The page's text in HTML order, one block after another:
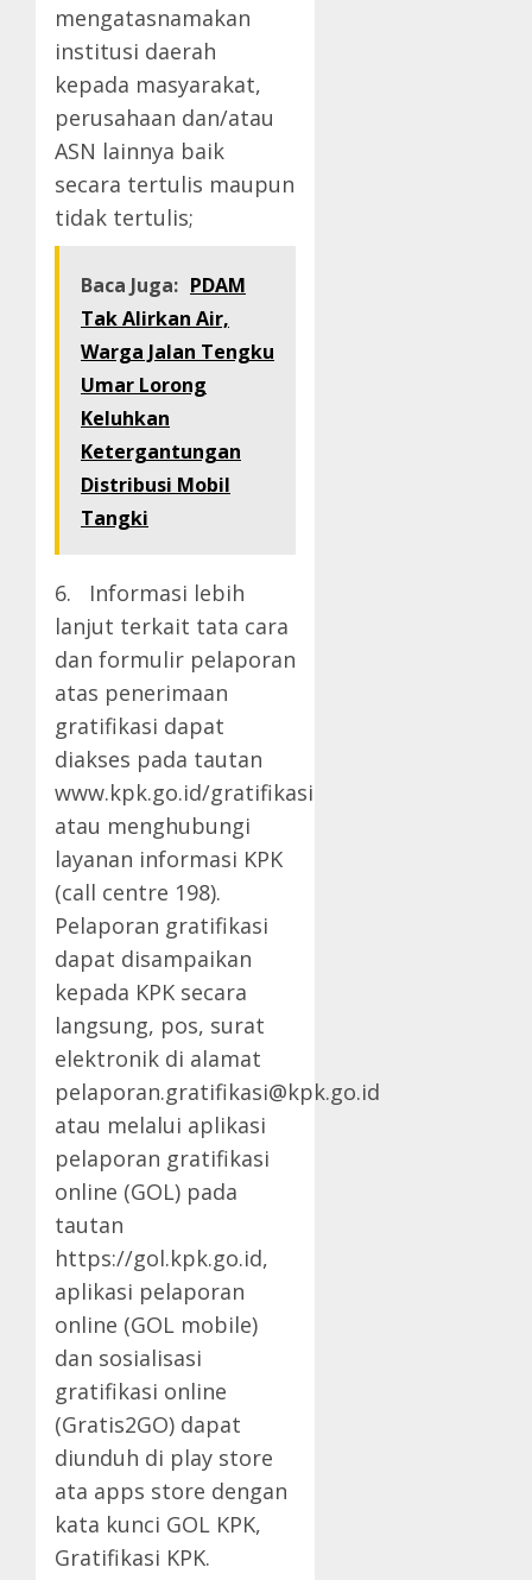
mengatasnamakan
institusi daerah
kepada masyarakat,
perusahaan dan/atau
ASN lainnya baik
secara tertulis maupun
tidak tertulis;
Baca Juga: PDAM
Tak Alirkan Air,
Warga Jalan Tengku
Umar Lorong
Keluhkan
Ketergantungan
Distribusi Mobil
Tangki
6. Informasi lebih
lanjut terkait tata cara
dan formulir pelaporan
atas penerimaan
gratifikasi dapat
diakses pada tautan
www.kpk.go.id/gratifikasi
atau menghubungi
layanan informasi KPK
(call centre 198).
Pelaporan gratifikasi
dapat disampaikan
kepada KPK secara
langsung, pos, surat
elektronik di alamat
pelaporan.gratifikasi@kpk.go.id
atau melalui aplikasi
pelaporan gratifikasi
online (GOL) pada
tautan
https://gol.kpk.go.id,
aplikasi pelaporan
online (GOL mobile)
dan sosialisasi
gratifikasi online
(Gratis2GO) dapat
diunduh di play store
ata apps store dengan
kata kunci GOL KPK,
Gratifikasi KPK.